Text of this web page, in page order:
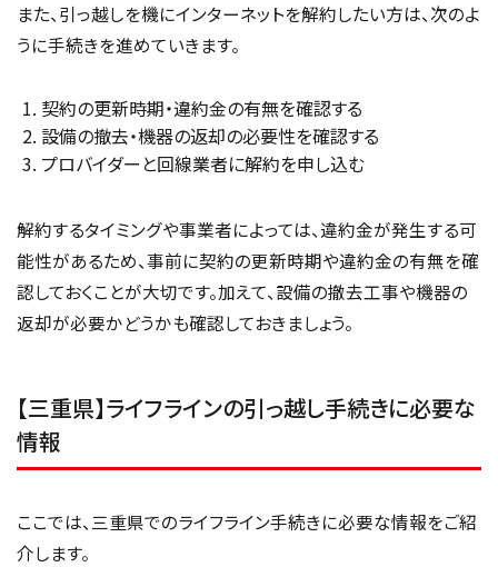
また、引っ越しを機にインターネットを解約したい方は、次のよ
うに手続きを進めていきます。
契約の更新時期・違約金の有無を確認する
設備の撤去・機器の返却の必要性を確認する
プロバイダーと回線業者に解約を申し込む
解約するタイミングや事業者によっては、違約金が発生する可
能性があるため、事前に契約の更新時期や違約金の有無を確
認しておくことが大切です。加えて、設備の撤去工事や機器の
返却が必要かどうかも確認しておきましょう。
【三重県】ライフラインの引っ越し手続きに必要な
情報
ここでは、三重県でのライフライン手続きに必要な情報をご紹
介します。